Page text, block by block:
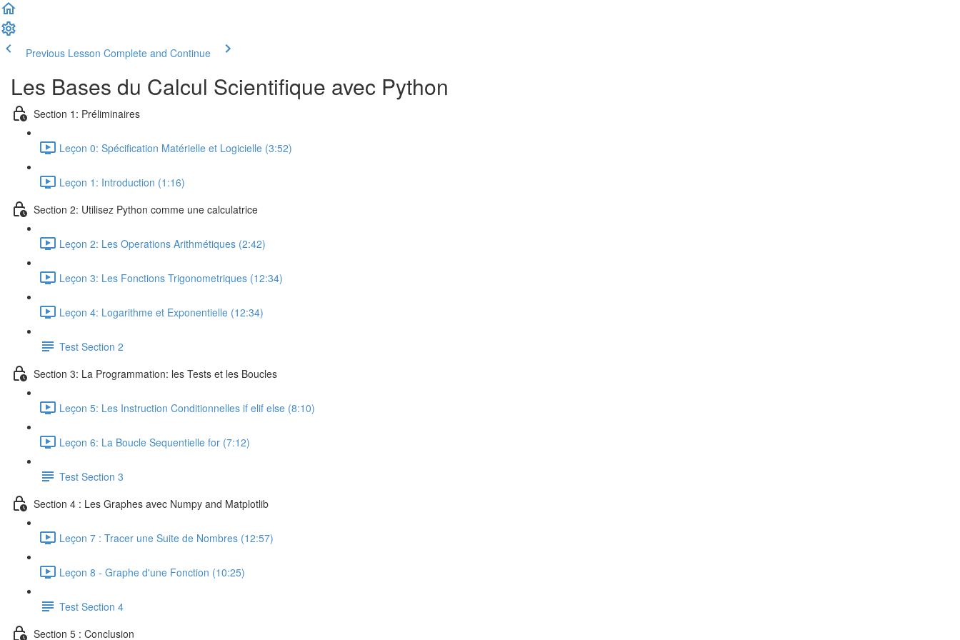
Previous Lesson Complete and Continue
Les Bases du Calcul Scientifique avec Python
Section 1: Préliminaires
Leçon 0: Spécification Matérielle et Logicielle (3:52)
Leçon 1: Introduction (1:16)
Section 2: Utilisez Python comme une calculatrice
Leçon 2: Les Operations Arithmétiques (2:42)
Leçon 3: Les Fonctions Trigonometriques (12:34)
Leçon 4: Logarithme et Exponentielle (12:34)
Test Section 2
Section 3: La Programmation: les Tests et les Boucles
Leçon 5: Les Instruction Conditionnelles if elif else (8:10)
Leçon 6: La Boucle Sequentielle for (7:12)
Test Section 3
Section 4 : Les Graphes avec Numpy and Matplotlib
Leçon 7 : Tracer une Suite de Nombres (12:57)
Leçon 8 - Graphe d'une Fonction (10:25)
Test Section 4
Section 5 : Conclusion